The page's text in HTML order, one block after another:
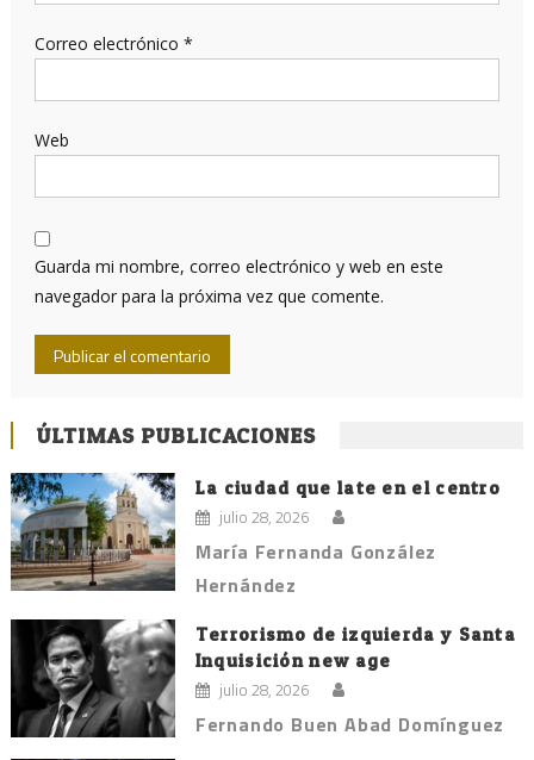
Correo electrónico *
Web
Guarda mi nombre, correo electrónico y web en este
navegador para la próxima vez que comente.
ÚLTIMAS PUBLICACIONES
La ciudad que late en el centro
julio 28, 2026
María Fernanda González
Hernández
Terrorismo de izquierda y Santa
Inquisición new age
julio 28, 2026
Fernando Buen Abad Domínguez